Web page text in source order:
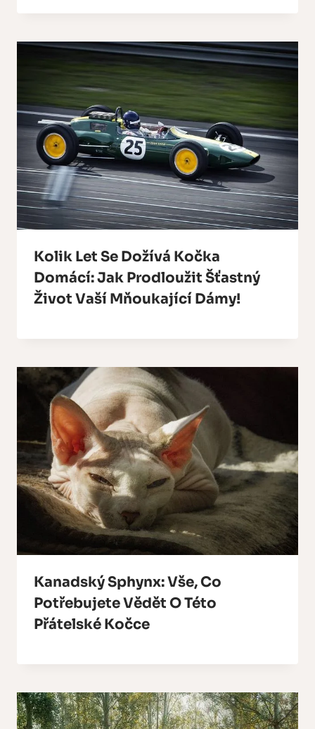
Kolik Let Se Dožívá Kočka
Domácí: Jak Prodloužit Šťastný
Život Vaší Mňoukající Dámy!
Kanadský Sphynx: Vše, Co
Potřebujete Vědět O Této
Přátelské Kočce